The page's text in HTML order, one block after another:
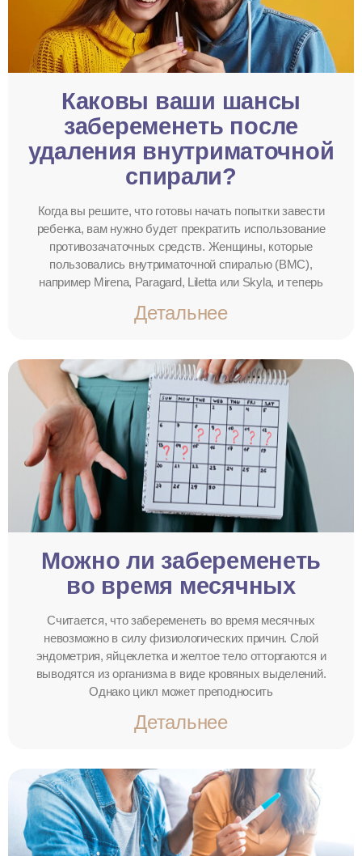
Каковы ваши шансы
забеременеть после
удаления внутриматочной
спирали?
Когда вы решите, что готовы начать попытки завести
ребенка, вам нужно будет прекратить использование
противозачаточных средств. Женщины, которые
пользовались внутриматочной спиралью (ВМС),
например Mirena, Paragard, Liletta или Skyla, и теперь
Детальнее
Можно ли забеременеть
во время месячных
Считается, что забеременеть во время месячных
невозможно в силу физиологических причин. Слой
эндометрия, яйцеклетка и желтое тело отторгаются и
выводятся из организма в виде кровяных выделений.
Однако цикл может преподносить
Детальнее